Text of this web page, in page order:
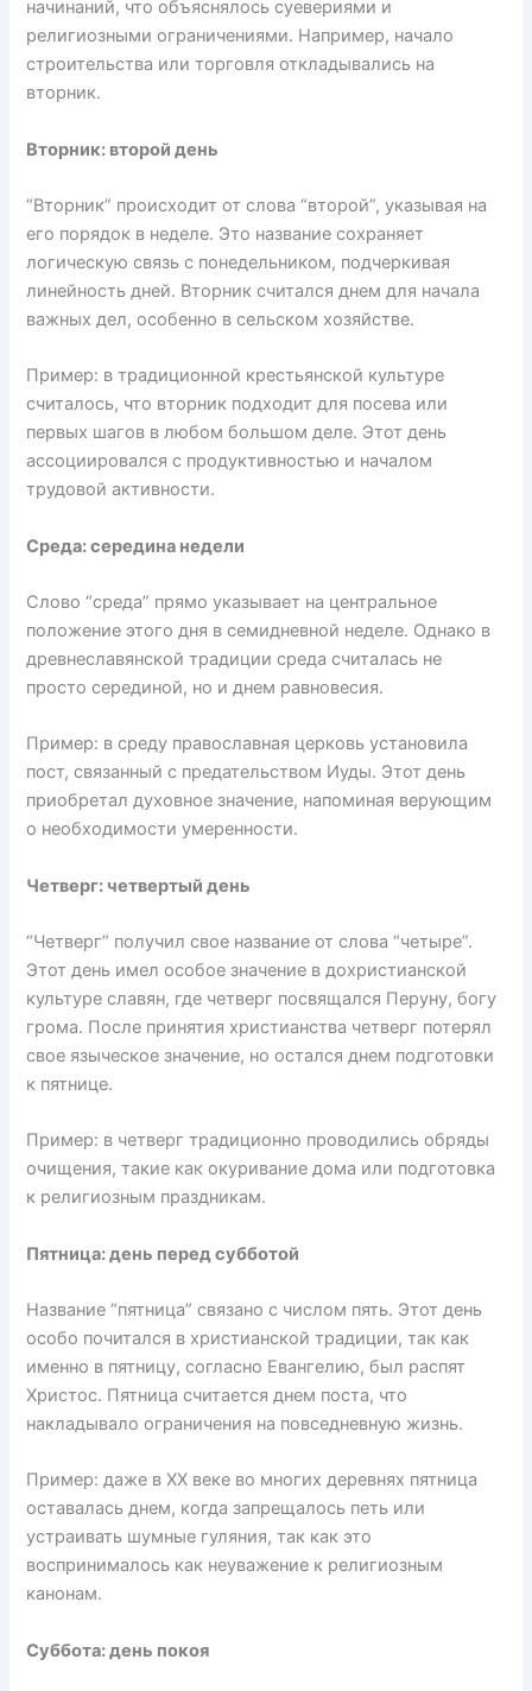
начинаний, что объяснялось суевериями и
религиозными ограничениями. Например, начало
строительства или торговля откладывались на
вторник.
Вторник: второй день
“Вторник” происходит от слова “второй”, указывая на
его порядок в неделе. Это название сохраняет
логическую связь с понедельником, подчеркивая
линейность дней. Вторник считался днем для начала
важных дел, особенно в сельском хозяйстве.
Пример: в традиционной крестьянской культуре
считалось, что вторник подходит для посева или
первых шагов в любом большом деле. Этот день
ассоциировался с продуктивностью и началом
трудовой активности.
Среда: середина недели
Слово “среда” прямо указывает на центральное
положение этого дня в семидневной неделе. Однако в
древнеславянской традиции среда считалась не
просто серединой, но и днем равновесия.
Пример: в среду православная церковь установила
пост, связанный с предательством Иуды. Этот день
приобретал духовное значение, напоминая верующим
о необходимости умеренности.
Четверг: четвертый день
“Четверг” получил свое название от слова “четыре”.
Этот день имел особое значение в дохристианской
культуре славян, где четверг посвящался Перуну, богу
грома. После принятия христианства четверг потерял
свое языческое значение, но остался днем подготовки
к пятнице.
Пример: в четверг традиционно проводились обряды
очищения, такие как окуривание дома или подготовка
к религиозным праздникам.
Пятница: день перед субботой
Название “пятница” связано с числом пять. Этот день
особо почитался в христианской традиции, так как
именно в пятницу, согласно Евангелию, был распят
Христос. Пятница считается днем поста, что
накладывало ограничения на повседневную жизнь.
Пример: даже в XX веке во многих деревнях пятница
оставалась днем, когда запрещалось петь или
устраивать шумные гуляния, так как это
воспринималось как неуважение к религиозным
канонам.
Суббота: день покоя